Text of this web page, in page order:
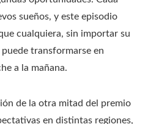
sueños, y este episodio
cualquiera, sin importar su
transformarse en
a la mañana.
de la otra mitad del premio
en distintas regiones,